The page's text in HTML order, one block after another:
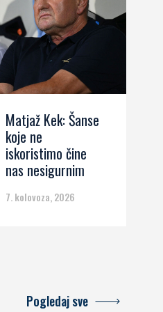
Matjaž Kek: Šanse
koje ne
iskoristimo čine
nas nesigurnim
7. kolovoza, 2026
Pogledaj sve